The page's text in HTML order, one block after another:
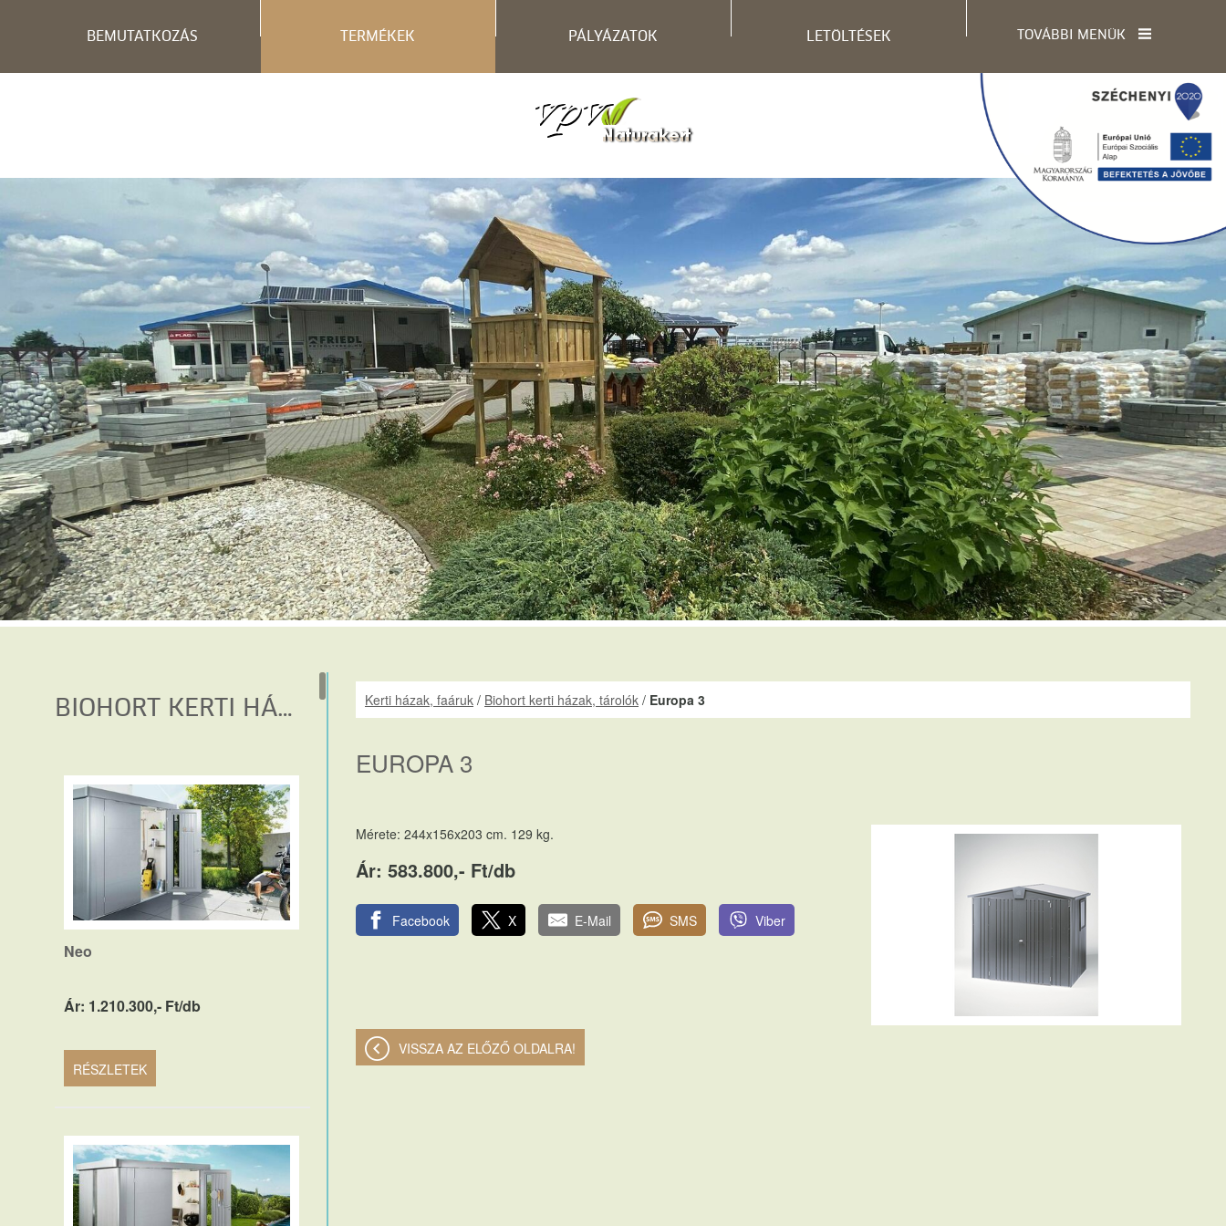
BEMUTATKOZÁS TERMÉKEK PÁLYÁZATOK LETÖLTÉSEK TOVÁBBI MENÜK
BIOHORT KERTI HÁZAK, TÁROLÓK
Neo
Ár: 1.210.300,- Ft/db
RÉSZLETEK
Kerti házak, faáruk / Biohort kerti házak, tárolók / Europa 3
EUROPA 3
Mérete: 244x156x203 cm. 129 kg.
Ár: 583.800,- Ft/db
Facebook X E-Mail SMS Viber
VISSZA AZ ELŐZŐ OLDALRA!